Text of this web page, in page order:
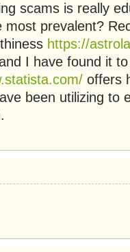
scams is really
prevalent?
https://
I have found it
offers
been utilizing to